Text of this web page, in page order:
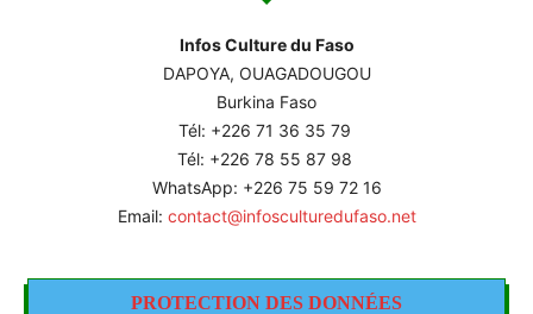
Infos Culture du Faso
DAPOYA, OUAGADOUGOU
Burkina Faso
Tél: +226 71 36 35 79
Tél: +226 78 55 87 98
WhatsApp: +226 75 59 72 16
Email: contact@infosculturedufaso.net
PROTECTION DES DONNÉES